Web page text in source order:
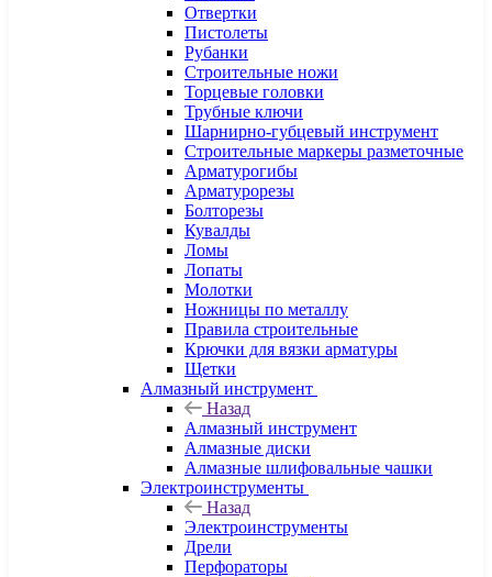
Отвертки
Пистолеты
Рубанки
Строительные ножи
Торцевые головки
Трубные ключи
Шарнирно-губцевый инструмент
Строительные маркеры разметочные
Арматурогибы
Арматурорезы
Болторезы
Кувалды
Ломы
Лопаты
Молотки
Ножницы по металлу
Правила строительные
Крючки для вязки арматуры
Щетки
Алмазный инструмент
Назад
Алмазный инструмент
Алмазные диски
Алмазные шлифовальные чашки
Электроинструменты
Назад
Электроинструменты
Дрели
Перфораторы